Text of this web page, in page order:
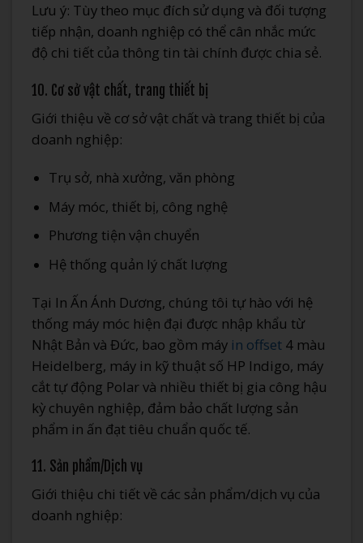
Lưu ý: Tùy theo mục đích sử dụng và đối tượng
tiếp nhận, doanh nghiệp có thể cân nhắc mức
độ chi tiết của thông tin tài chính được chia sẻ.
10. Cơ sở vật chất, trang thiết bị
Giới thiệu về cơ sở vật chất và trang thiết bị của
doanh nghiệp:
Trụ sở, nhà xưởng, văn phòng
Máy móc, thiết bị, công nghệ
Phương tiện vận chuyển
Hệ thống quản lý chất lượng
Tại In Ấn Ánh Dương, chúng tôi tự hào với hệ
thống máy móc hiện đại được nhập khẩu từ
Nhật Bản và Đức, bao gồm máy in offset 4 màu
Heidelberg, máy in kỹ thuật số HP Indigo, máy
cắt tự động Polar và nhiều thiết bị gia công hậu
kỳ chuyên nghiệp, đảm bảo chất lượng sản
phẩm in ấn đạt tiêu chuẩn quốc tế.
11. Sản phẩm/Dịch vụ
Giới thiệu chi tiết về các sản phẩm/dịch vụ của
doanh nghiệp: